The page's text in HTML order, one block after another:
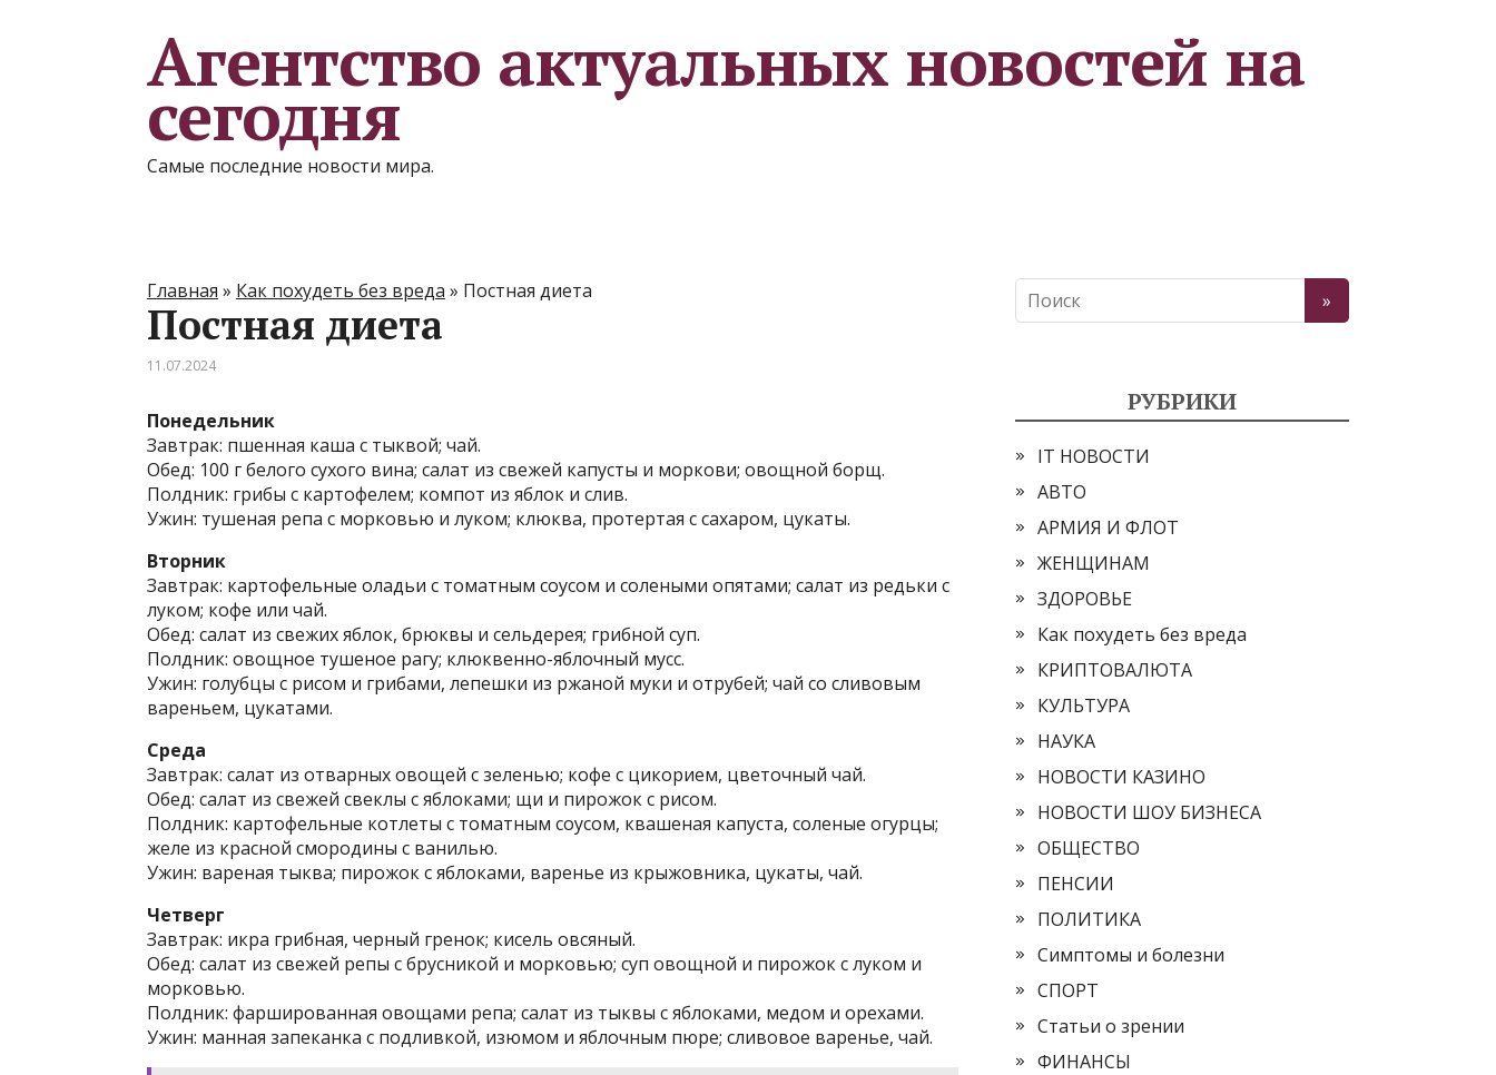
Агентство актуальных новостей на
сегодня
Самые последние новости мира.
Главная » Как похудеть без вреда » Постная диета
Постная диета
11.07.2024
Понедельник
Завтрак: пшенная каша с тыквой; чай.
Обед: 100 г белого сухого вина; салат из свежей капусты и моркови; овощной борщ.
Полдник: грибы с картофелем; компот из яблок и слив.
Ужин: тушеная репа с морковью и луком; клюква, протертая с сахаром, цукаты.
Вторник
Завтрак: картофельные оладьи с томатным соусом и солеными опятами; салат из редьки с
луком; кофе или чай.
Обед: салат из свежих яблок, брюквы и сельдерея; грибной суп.
Полдник: овощное тушеное рагу; клюквенно-яблочный мусс.
Ужин: голубцы с рисом и грибами, лепешки из ржаной муки и отрубей; чай со сливовым
вареньем, цукатами.
Среда
Завтрак: салат из отварных овощей с зеленью; кофе с цикорием, цветочный чай.
Обед: салат из свежей свеклы с яблоками; щи и пирожок с рисом.
Полдник: картофельные котлеты с томатным соусом, квашеная капуста, соленые огурцы;
желе из красной смородины с ванилью.
Ужин: вареная тыква; пирожок с яблоками, варенье из крыжовника, цукаты, чай.
Четверг
Завтрак: икра грибная, черный гренок; кисель овсяный.
Обед: салат из свежей репы с брусникой и морковью; суп овощной и пирожок с луком и
морковью.
Полдник: фаршированная овощами репа; салат из тыквы с яблоками, медом и орехами.
Ужин: манная запеканка с подливкой, изюмом и яблочным пюре; сливовое варенье, чай.
РУБРИКИ
IT НОВОСТИ
АВТО
АРМИЯ И ФЛОТ
ЖЕНЩИНАМ
ЗДОРОВЬЕ
Как похудеть без вреда
КРИПТОВАЛЮТА
КУЛЬТУРА
НАУКА
НОВОСТИ КАЗИНО
НОВОСТИ ШОУ БИЗНЕСА
ОБЩЕСТВО
ПЕНСИИ
ПОЛИТИКА
Симптомы и болезни
СПОРТ
Статьи о зрении
ФИНАНСЫ